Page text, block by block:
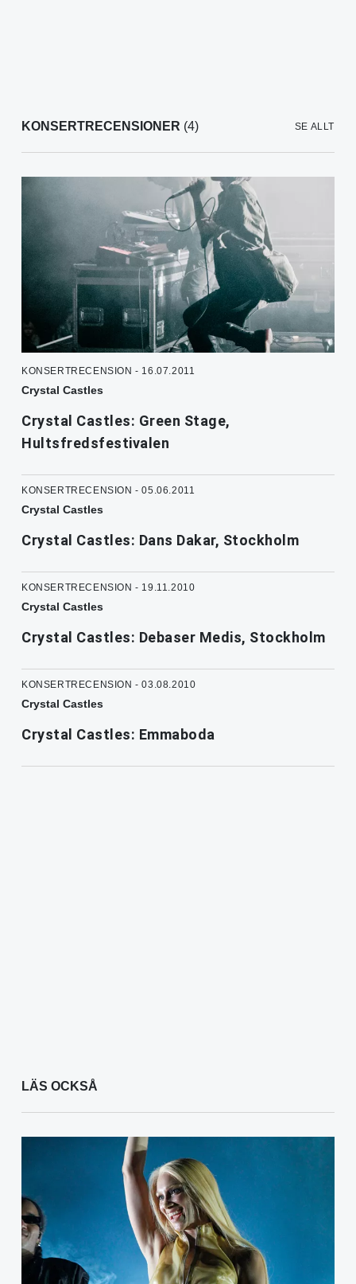
KONSERTRECENSIONER (4) SE ALLT
KONSERTRECENSION - 16.07.2011
Crystal Castles
Crystal Castles: Green Stage,
Hultsfredsfestivalen
KONSERTRECENSION - 05.06.2011
Crystal Castles
Crystal Castles: Dans Dakar, Stockholm
KONSERTRECENSION - 19.11.2010
Crystal Castles
Crystal Castles: Debaser Medis, Stockholm
KONSERTRECENSION - 03.08.2010
Crystal Castles
Crystal Castles: Emmaboda
LÄS OCKSÅ